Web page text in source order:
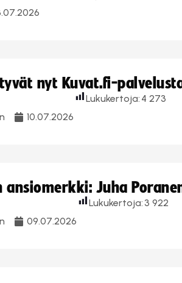
nyt Kuvat.fi-
10.07.2026
Lukukertoja: 4 273
Juha
09.07.2026
Lukukertoja: 3 922